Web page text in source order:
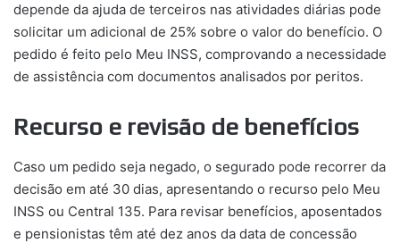
depende da ajuda de terceiros nas atividades diárias pode
solicitar um adicional de 25% sobre o valor do benefício. O
pedido é feito pelo Meu INSS, comprovando a necessidade
de assistência com documentos analisados por peritos.
Recurso e revisão de benefícios
Caso um pedido seja negado, o segurado pode recorrer da
decisão em até 30 dias, apresentando o recurso pelo Meu
INSS ou Central 135. Para revisar benefícios, aposentados
e pensionistas têm até dez anos da data de concessão